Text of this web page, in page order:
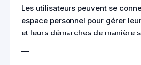
Les utilisateurs peuvent se
espace personnel pour gérer
et leurs démarches de manière
—